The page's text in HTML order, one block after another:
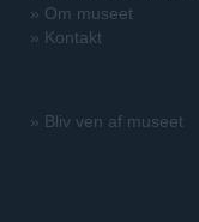
» Om museet
» Kontakt
» Bliv ven af museet